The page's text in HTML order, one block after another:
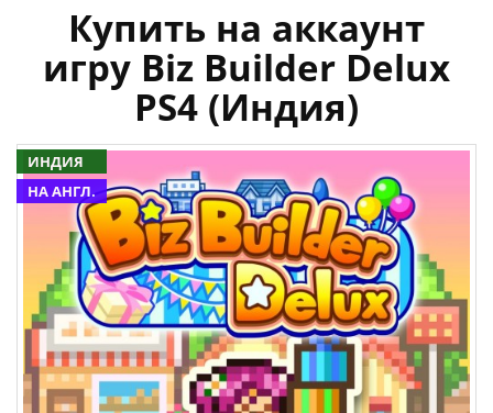
Купить на аккаунт
игру Biz Builder Delux
PS4 (Индия)
ИНДИЯ
НА АНГЛ.